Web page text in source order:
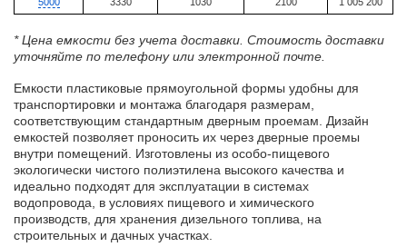
* Цена емкости без учета доставки. Стоимость доставки
уточняйте по телефону или электронной почте.
Емкости пластиковые прямоугольной формы удобны для
транспортировки и монтажа благодаря размерам,
соответствующим стандартным дверным проемам. Дизайн
емкостей позволяет проносить их через дверные проемы
внутри помещений. Изготовлены из особо-пищевого
экологически чистого полиэтилена высокого качества и
идеально подходят для эксплуатации в системах
водопровода, в условиях пищевого и химического
производств, для хранения дизельного топлива, на
строительных и дачных участках.